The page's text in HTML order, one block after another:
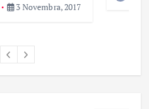
3 Novembra, 2017